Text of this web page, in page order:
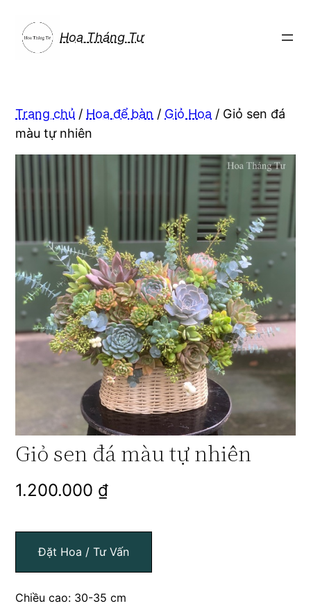
phần
Hoa Tháng Tư
Trang chủ / Hoa để bàn / Giỏ Hoa / Giỏ sen đá
màu tự nhiên
Giỏ sen đá màu tự nhiên
1.200.000 ₫
Đặt Hoa / Tư Vấn
Chiều cao: 30-35 cm